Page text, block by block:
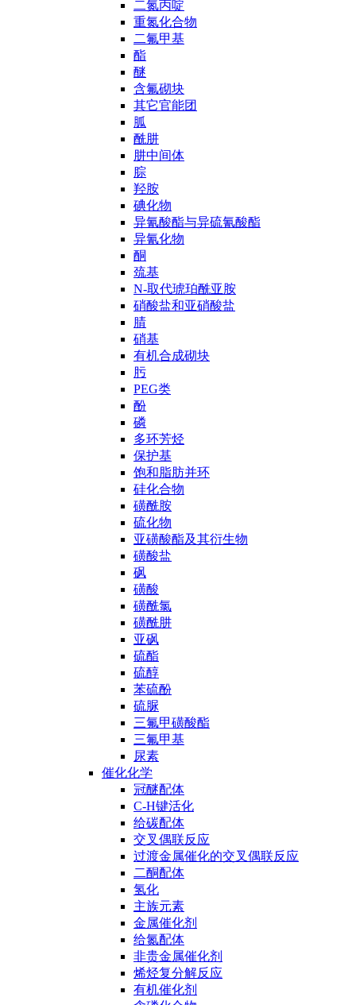
二氮丙啶
重氮化合物
二氟甲基
酯
醚
含氟砌块
其它官能团
胍
酰肼
肼中间体
腙
羟胺
碘化物
异氰酸酯与异硫氰酸酯
异氰化物
酮
巯基
N-取代琥珀酰亚胺
硝酸盐和亚硝酸盐
腈
硝基
有机合成砌块
肟
PEG类
酚
磷
多环芳烃
保护基
饱和脂肪并环
硅化合物
磺酰胺
硫化物
亚磺酸酯及其衍生物
磺酸盐
砜
磺酸
磺酰氯
磺酰肼
亚砜
硫酯
硫醇
苯硫酚
硫脲
三氟甲磺酸酯
三氟甲基
尿素
催化化学
冠醚配体
C-H键活化
给碳配体
交叉偶联反应
过渡金属催化的交叉偶联反应
二酮配体
氢化
主族元素
金属催化剂
给氮配体
非贵金属催化剂
烯烃复分解反应
有机催化剂